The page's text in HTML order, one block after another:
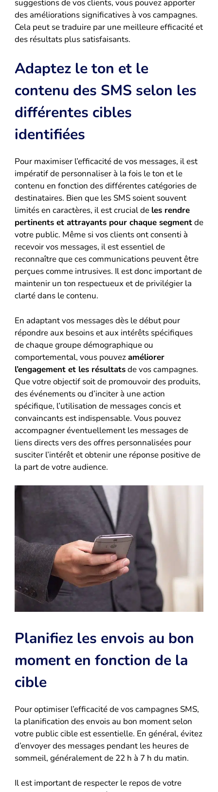
suggestions de vos clients, vous pouvez apporter
des améliorations significatives à vos campagnes.
Cela peut se traduire par une meilleure efficacité et
des résultats plus satisfaisants.
Adaptez le ton et le
contenu des SMS selon les
différentes cibles
identifiées
Pour maximiser l’efficacité de vos messages, il est
impératif de personnaliser à la fois le ton et le
contenu en fonction des différentes catégories de
destinataires. Bien que les SMS soient souvent
limités en caractères, il est crucial de les rendre
pertinents et attrayants pour chaque segmentde
votre public. Même si vos clients ont consenti à
recevoir vos messages, il est essentiel de
reconnaître que ces communications peuvent être
perçues comme intrusives. Il est donc important de
maintenir un ton respectueux et de privilégier la
clarté dans le contenu.
En adaptant vos messages dès le début pour
répondre aux besoins et aux intérêts spécifiques
de chaque groupe démographique ou
comportemental, vous pouvezaméliorer
l’engagement et les résultatsde vos campagnes.
Que votre objectif soit de promouvoir des produits,
des événements ou d’inciter à une action
spécifique, l’utilisation de messages concis et
convaincants est indispensable. Vous pouvez
accompagner éventuellement les messages de
liens directs vers des offres personnalisées pour
susciter l’intérêt et obtenir une réponse positive de
la part de votre audience.
Planifiez les envois au bon
moment en fonction de la
cible
Pour optimiser l’efficacité de vos campagnes SMS,
la planification des envois au bon moment selon
votre public cible est essentielle. En général, évitez
d’envoyer des messages pendant les heures de
sommeil, généralement de 22 h à 7 h du matin.
Il est important de respecter le repos de votre